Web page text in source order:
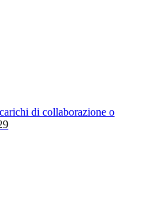
di collaborazione o